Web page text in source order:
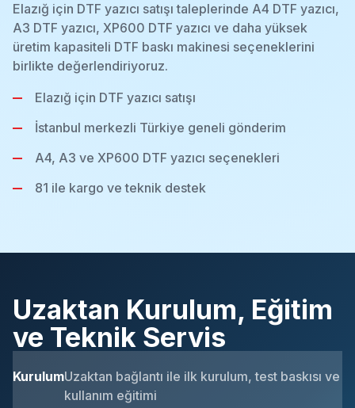
Elazığ için DTF yazıcı satışı taleplerinde A4 DTF yazıcı,
A3 DTF yazıcı, XP600 DTF yazıcı ve daha yüksek
üretim kapasiteli DTF baskı makinesi seçeneklerini
birlikte değerlendiriyoruz.
Elazığ için DTF yazıcı satışı
İstanbul merkezli Türkiye geneli gönderim
A4, A3 ve XP600 DTF yazıcı seçenekleri
81 ile kargo ve teknik destek
Uzaktan Kurulum, Eğitim
ve Teknik Servis
KurulumUzaktan bağlantı ile ilk kurulum, test baskısı ve
kullanım eğitimi